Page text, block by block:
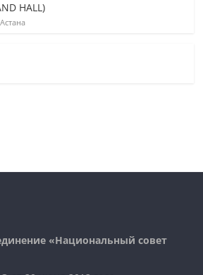
HALL)
Астана
«Национальный совет